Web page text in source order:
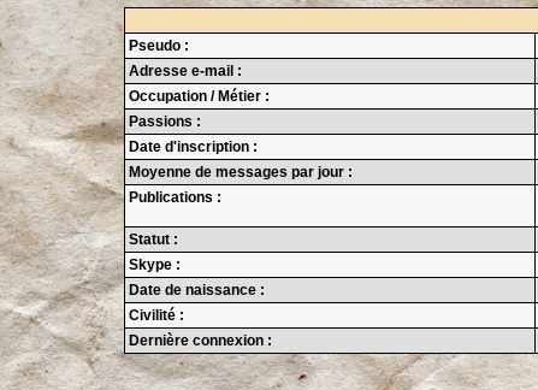
Pseudo :
Adresse e-mail :
Occupation / Métier :
Passions :
Date d'inscription :
Moyenne de messages par jour :
Publications :
Statut :
Skype :
Date de naissance :
Civilité :
Dernière connexion :